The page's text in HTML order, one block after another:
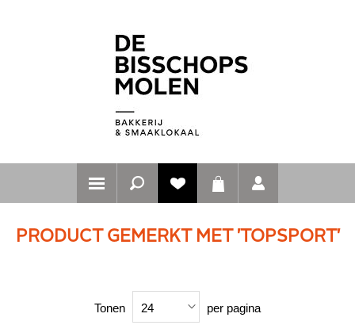
PRODUCT GEMERKT MET 'TOPSPORT'
Tonen 24 per pagina